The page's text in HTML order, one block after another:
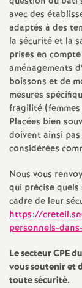
avec des
adaptés à des
la sécurité et la
prises en
aménagements
boissons et de
mesures
fragilité (femmes
Placées bien
doivent ainsi
considérées
Nous vous
qui précise
cadre de leur
https://
personnels-
Le secteurCPEdu
vous soutenir et
toute sécurité.